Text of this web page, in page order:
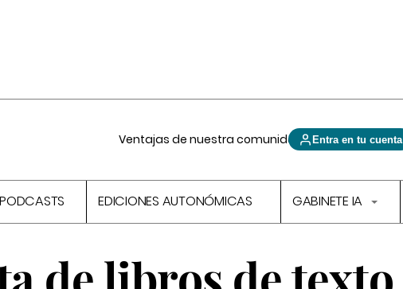
Ventajas de nuestra comunidad Entra en tu cuenta
PODCASTS EDICIONES AUTONÓMICAS GABINETE IA